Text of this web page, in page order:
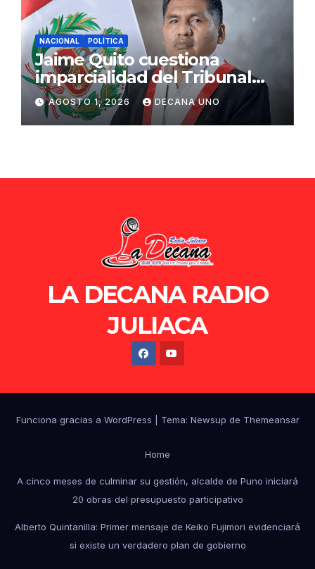
NACIONAL POLÍTICA
Jaime Quito cuestiona
imparcialidad del Tribunal
Constitucional tras liberación
de Ollanta Humala
AGOSTO 1, 2026 DECANA UNO
LA DECANA RADIO
JULIACA
Funciona gracias a WordPress Tema: Newsup de Themeansar
Home
A cinco meses de culminar su gestión, alcalde de Puno iniciará
20 obras del presupuesto participativo
Alberto Quintanilla: Primer mensaje de Keiko Fujimori evidenciará
si existe un verdadero plan de gobierno